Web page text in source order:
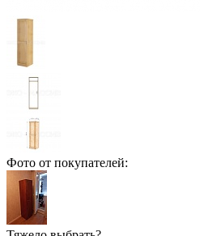
Фото от покупателей: